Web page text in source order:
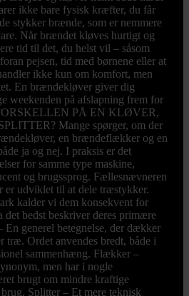
ikke bare fysisk kræfter, du får
stykker brænde, som er nemmere
Når brændet kløves hurtigt og
tid til det, du helst vil – såsom
pejsen, tid med børnene eller at
ikke kun om komfort, men
En brændekløver giver dig
weekenden på afslapning frem for
PÅ EN KLØVER,
Mange spørger, om der
en brændeflækker og en
ja og nej. I praksis er det
for samme type maskine,
og brugssprog. Fællesnævneren
er udviklet til at dele træstykker.
kalder vi dem konsekvent for
det bedst beskriver deres primære
generel betegnelse, der dækker
træ. Ordet anvendes bredt, både i
sammenhæng. Flækker –
men har i nogle
brugt om mindre kraftige
Splitter – Et mere teknisk